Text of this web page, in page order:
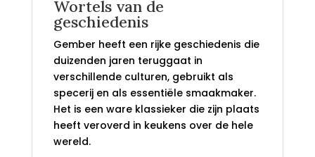
Wortels van de
geschiedenis
Gember heeft een rijke geschiedenis die
duizenden jaren teruggaat in
verschillende culturen, gebruikt als
specerij en als essentiële smaakmaker.
Het is een ware klassieker die zijn plaats
heeft veroverd in keukens over de hele
wereld.